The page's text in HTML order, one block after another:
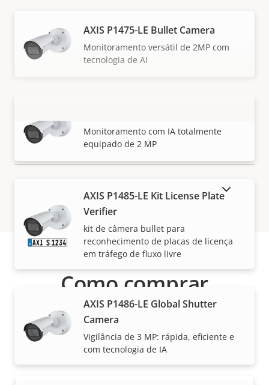
VER MAIS
AXIS P1475-LE Bullet Camera
Monitoramento versátil de 2MP com
tecnologia de AI
Monitoramento com IA totalmente
equipado de 2 MP
AXIS P1485-LE Kit License Plate
Verifier
kit de câmera bullet para
reconhecimento de placas de licença
em tráfego de fluxo livre
AXIS P1486-LE Global Shutter
Camera
Vigilância de 3 MP: rápida, eficiente e
com tecnologia de IA
MOSTRAR PRODUTOS DESCONTINUADOS
Como comprar
As soluções e produtos individuais da Axis são
vendidos e instalados por nossos parceiros
confiáveis.